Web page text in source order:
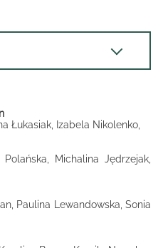
Łukasiak, Izabela Nikolenko,
Michalina Jędrzejak,
Paulina Lewandowska, Sonia